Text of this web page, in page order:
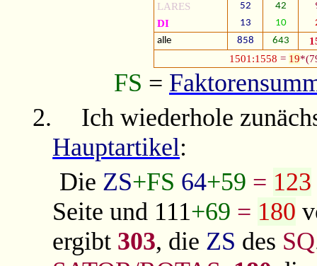
LARES
DI
52
13
42
10
alle
858 643
1501:1558 = 19
FS =
2.
Ich wiederhole
Hauptartikel:
Die ZS+FS 64+59 = 123
Seite und 111+69 = 180
ergibt 303, die ZS des SQ